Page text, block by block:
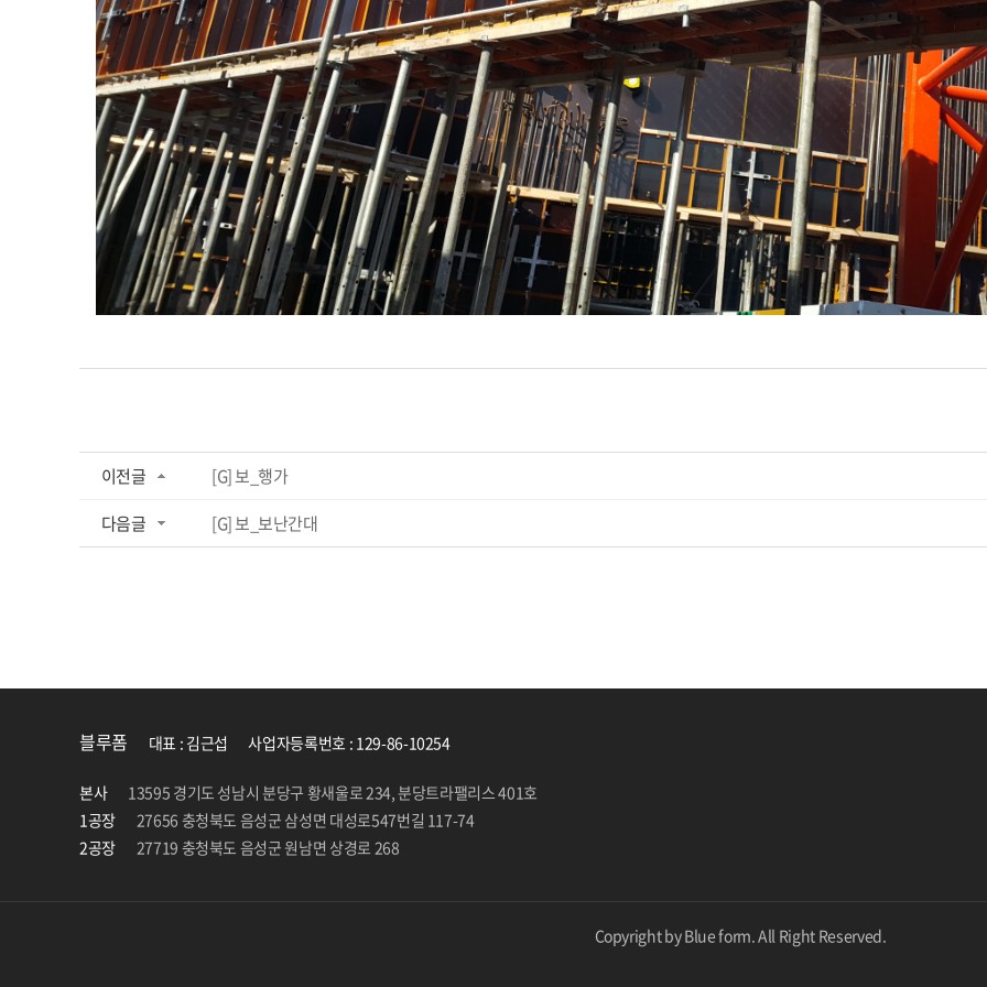
이전글
[G] 보_행가
다음글
[G] 보_보난간대
블루폼 대표 : 김근섭 사업자등록번호 : 129-86-10254
본사
13595 경기도 성남시 분당구 황새울로 234, 분당트라팰리스 401호
1공장
27656 충청북도 음성군 삼성면 대성로547번길 117-74
2공장
27719 충청북도 음성군 원남면 상경로 268
Copyright by Blue form. All Right Reserved.